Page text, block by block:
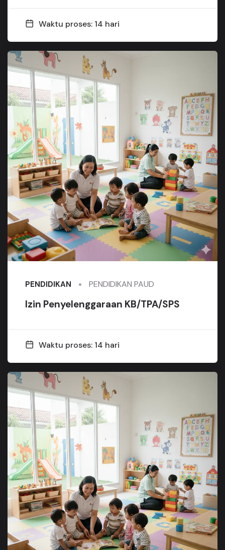
Waktu proses: 14 hari
PENDIDIKAN PENDIDIKAN PAUD
Izin Penyelenggaraan KB/TPA/SPS
Waktu proses: 14 hari